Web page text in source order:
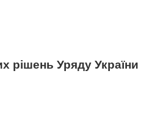
рішень Уряду України